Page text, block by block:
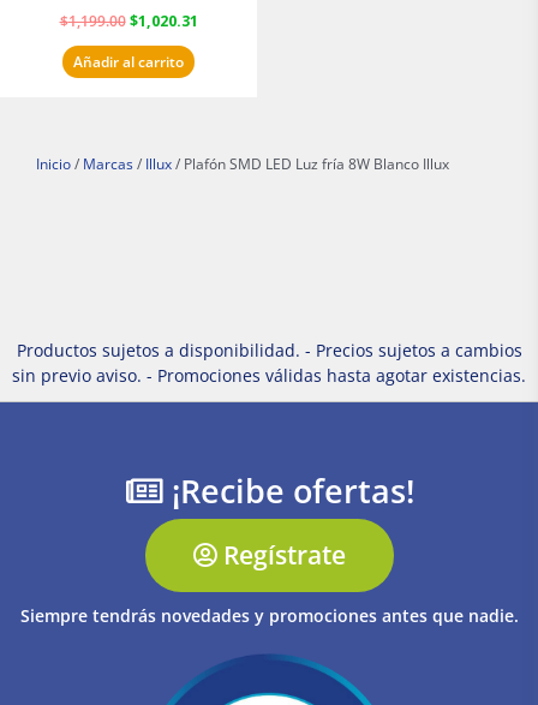
$1,199.00 $1,020.31
Añadir al carrito
Inicio / Marcas / Illux / Plafón SMD LED Luz fría 8W Blanco Illux
Productos sujetos a disponibilidad. - Precios sujetos a cambios
sin previo aviso. - Promociones válidas hasta agotar existencias.
¡Recibe ofertas!
Regístrate
Siempre tendrás novedades y promociones antes que nadie.